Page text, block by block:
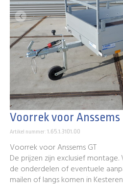
Voorrek voor Anssems
Artikel nummer: 1.65.1.3101.00
Voorrek voor Anssems GT
De prijzen zijn exclusief
de onderdelen of eventuele
mailen of langs komen in